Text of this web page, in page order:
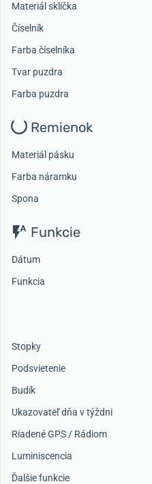
Materiál sklíčka
Číselník
Farba číselníka
Tvar puzdra
Farba puzdra
Remienok
Materiál pásku
Farba náramku
Spona
Funkcie
Dátum
Funkcia
Stopky
Podsvietenie
Budík
Ukazovateľ dňa v týždni
Riadené GPS / Rádiom
Luminiscencia
Ďalšie funkcie